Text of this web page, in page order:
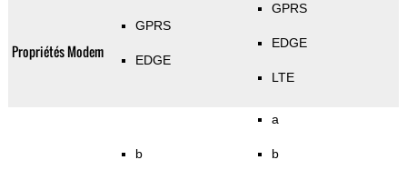
Propriétés Modem
GPRS
EDGE
GPRS
EDGE
LTE
b
a
b